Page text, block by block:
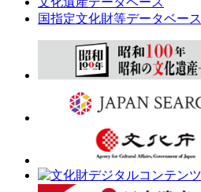
国指定文化財等データベース